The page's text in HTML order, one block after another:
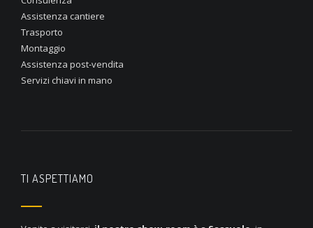
Assistenza cantiere
Trasporto
Montaggio
Assistenza post-vendita
Servizi chiavi in mano
TI ASPETTIAMO